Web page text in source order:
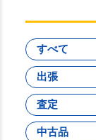
すべて
出張
査定
中古品